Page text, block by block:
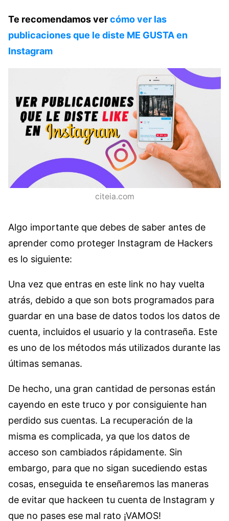
Te recomendamos vercómo ver las
publicaciones que le diste ME GUSTA en
Instagram
citeia.com
Algo importante que debes de saber antes de
aprender como proteger Instagram de Hackers
es lo siguiente:
Una vez que entras en este link no hay vuelta
atrás, debido a que son bots programados para
guardar en una base de datos todos los datos de
cuenta, incluidos el usuario y la contraseña. Este
es uno de los métodos más utilizados durante las
últimas semanas.
De hecho, una gran cantidad de personas están
cayendo en este truco y por consiguiente han
perdido sus cuentas. La recuperación de la
misma es complicada, ya que los datos de
acceso son cambiados rápidamente. Sin
embargo, para que no sigan sucediendo estas
cosas, enseguida te enseñaremos las maneras
de evitar que hackeen tu cuenta de Instagram y
que no pases ese mal rato ¡VAMOS!